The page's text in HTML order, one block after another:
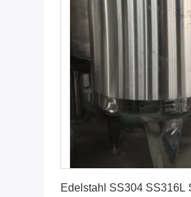
Edelstahl SS304 SS316L